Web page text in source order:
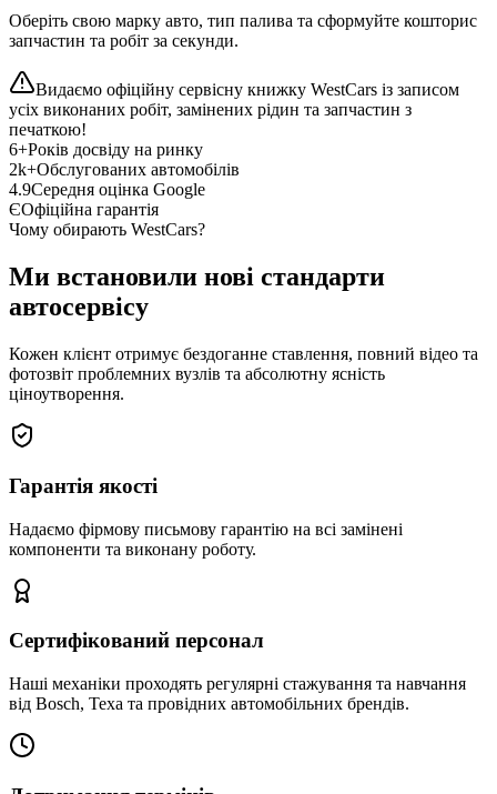
Оберіть свою марку авто, тип палива та сформуйте кошторис
запчастин та робіт за секунди.
Видаємо офіційну сервісну книжку WestCars із записом
усіх виконаних робіт, замінених рідин та запчастин з
печаткою!
6+Років досвіду на ринку
2k+Обслугованих автомобілів
4.9Середня оцінка Google
ЄОфіційна гарантія
Чому обирають WestCars?
Ми встановили нові стандарти
автосервісу
Кожен клієнт отримує бездоганне ставлення, повний відео та
фотозвіт проблемних вузлів та абсолютну ясність
ціноутворення.
Гарантія якості
Надаємо фірмову письмову гарантію на всі замінені
компоненти та виконану роботу.
Сертифікований персонал
Наші механіки проходять регулярні стажування та навчання
від Bosch, Texa та провідних автомобільних брендів.